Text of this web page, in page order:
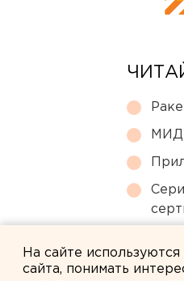
МИД
На сайте
сайта, понимать